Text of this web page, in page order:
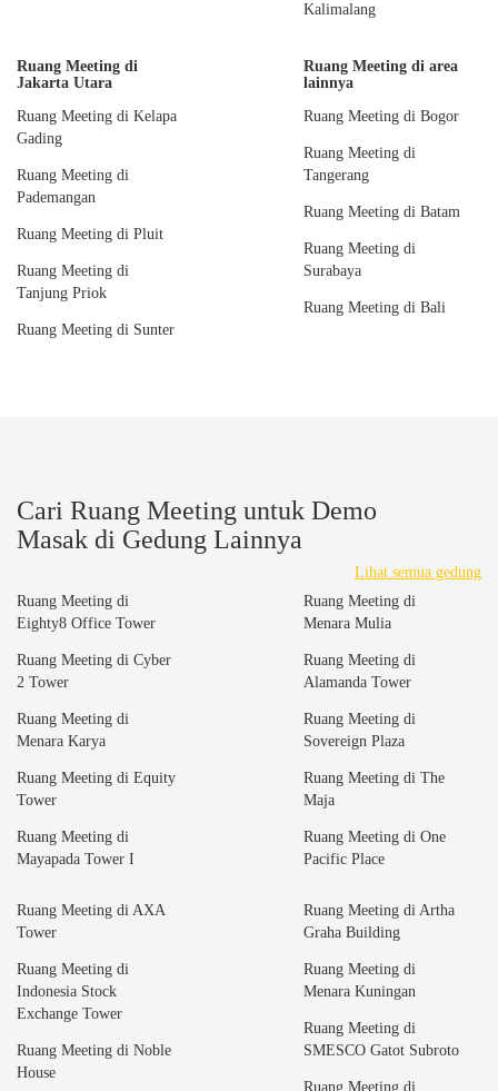
Kalimalang
Ruang Meeting di
Jakarta Utara
Ruang Meeting di Kelapa
Gading
Ruang Meeting di
Pademangan
Ruang Meeting di Pluit
Ruang Meeting di
Tanjung Priok
Ruang Meeting di Sunter
Ruang Meeting di area
lainnya
Ruang Meeting di Bogor
Ruang Meeting di
Tangerang
Ruang Meeting di Batam
Ruang Meeting di
Surabaya
Ruang Meeting di Bali
Cari Ruang Meeting untuk Demo
Masak di Gedung Lainnya
Lihat semua gedung
Ruang Meeting di
Eighty8 Office Tower
Ruang Meeting di Cyber
2 Tower
Ruang Meeting di
Menara Karya
Ruang Meeting di Equity
Tower
Ruang Meeting di
Mayapada Tower I
Ruang Meeting di
Menara Mulia
Ruang Meeting di
Alamanda Tower
Ruang Meeting di
Sovereign Plaza
Ruang Meeting di The
Maja
Ruang Meeting di One
Pacific Place
Ruang Meeting di AXA
Tower
Ruang Meeting di
Indonesia Stock
Exchange Tower
Ruang Meeting di Noble
House
Ruang Meeting di Artha
Graha Building
Ruang Meeting di
Menara Kuningan
Ruang Meeting di
SMESCO Gatot Subroto
Ruang Meeting di